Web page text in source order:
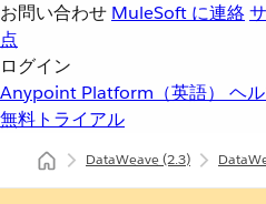
お問い合わせ MuleSoft に連絡
点
ログイン
Anypoint Platform（英語） ヘ
無料トライアル
DataWeave(2.3)